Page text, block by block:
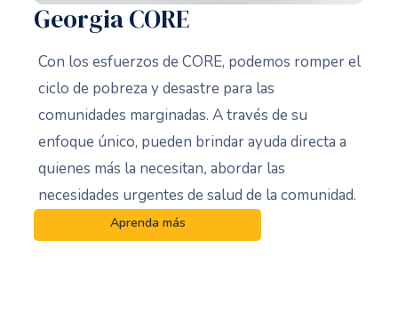
Georgia CORE
Con los esfuerzos de CORE, podemos romper el
ciclo de pobreza y desastre para las
comunidades marginadas. A través de su
enfoque único, pueden brindar ayuda directa a
quienes más la necesitan,abordar las
necesidades urgentes de salud de la comunidad.
Aprenda más